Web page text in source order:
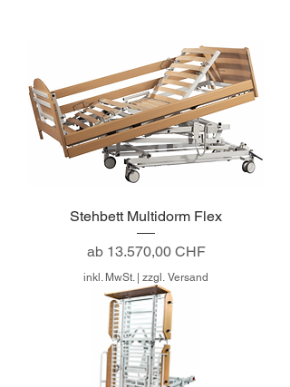
Stehbett Multidorm Flex
ab 13.570,00 CHF
Sale-Preis
inkl. MwSt.| zzgl. Versand